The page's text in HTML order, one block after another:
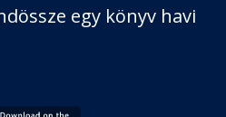
egy könyv havi